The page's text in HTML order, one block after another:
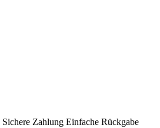
Sichere Zahlung Einfache Rückgabe